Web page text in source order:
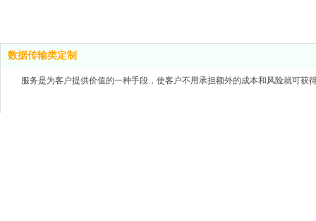
数据传输类定制
服务是为客户提供价值的一种手段，使客户不用承担额外的成本和风险就可获